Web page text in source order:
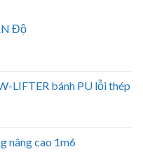
Độ
LIFTER bánh PU lỗi thép
nâng cao 1m6